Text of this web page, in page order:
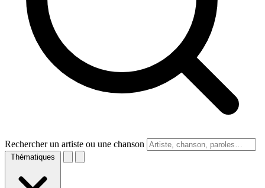
Rechercher un artiste ou une chanson
Thématiques